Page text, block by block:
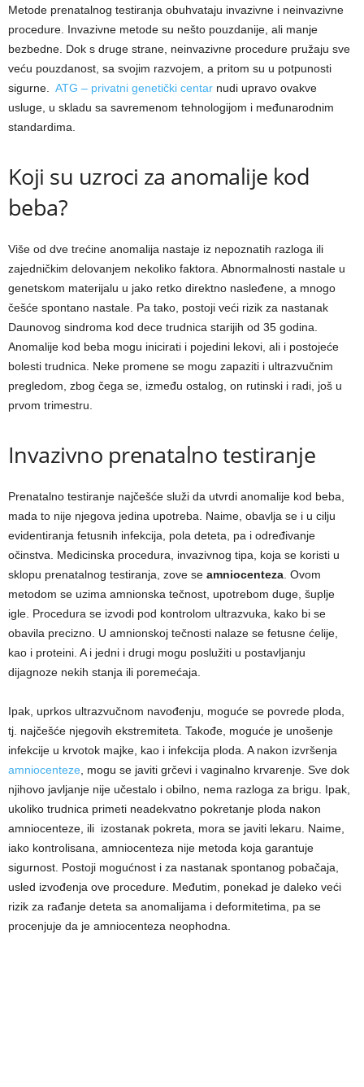
Metode prenatalnog testiranja obuhvataju invazivne i neinvazivne
procedure. Invazivne metode su nešto pouzdanije, ali manje
bezbedne. Dok s druge strane, neinvazivne procedure pružaju sve
veću pouzdanost, sa svojim razvojem, a pritom su u potpunosti
sigurne. ATG – privatni genetički centar nudi upravo ovakve
usluge, u skladu sa savremenom tehnologijom i međunarodnim
standardima.
Koji su uzroci za anomalije kod
beba?
Više od dve trećine anomalija nastaje iz nepoznatih razloga ili
zajedničkim delovanjem nekoliko faktora. Abnormalnosti nastale u
genetskom materijalu u jako retko direktno nasleđene, a mnogo
češće spontano nastale. Pa tako, postoji veći rizik za nastanak
Daunovog sindroma kod dece trudnica starijih od 35 godina.
Anomalije kod beba mogu inicirati i pojedini lekovi, ali i postojeće
bolesti trudnica. Neke promene se mogu zapaziti i ultrazvučnim
pregledom, zbog čega se, između ostalog, on rutinski i radi, još u
prvom trimestru.
Invazivno prenatalno testiranje
Prenatalno testiranje najčešće služi da utvrdi anomalije kod beba,
mada to nije njegova jedina upotreba. Naime, obavlja se i u cilju
evidentiranja fetusnih infekcija, pola deteta, pa i određivanje
očinstva. Medicinska procedura, invazivnog tipa, koja se koristi u
sklopu prenatalnog testiranja, zove se amniocenteza. Ovom
metodom se uzima amnionska tečnost, upotrebom duge, šuplje
igle. Procedura se izvodi pod kontrolom ultrazvuka, kako bi se
obavila precizno. U amnionskoj tečnosti nalaze se fetusne ćelije,
kao i proteini. A i jedni i drugi mogu poslužiti u postavljanju
dijagnoze nekih stanja ili poremećaja.
Ipak, uprkos ultrazvučnom navođenju, moguće se povrede ploda,
tj. najčešće njegovih ekstremiteta. Takođe, moguće je unošenje
infekcije u krvotok majke, kao i infekcija ploda. A nakon izvršenja
amniocenteze, mogu se javiti grčevi i vaginalno krvarenje. Sve dok
njihovo javljanje nije učestalo i obilno, nema razloga za brigu. Ipak,
ukoliko trudnica primeti neadekvatno pokretanje ploda nakon
amniocenteze, ili izostanak pokreta, mora se javiti lekaru. Naime,
iako kontrolisana, amniocenteza nije metoda koja garantuje
sigurnost. Postoji mogućnost i za nastanak spontanog pobačaja,
usled izvođenja ove procedure. Međutim, ponekad je daleko veći
rizik za rađanje deteta sa anomalijama i deformitetima, pa se
procenjuje da je amniocenteza neophodna.